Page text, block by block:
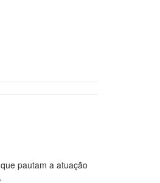
pautam a atuação